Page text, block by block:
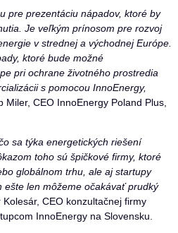
pre prezentáciu nápadov, ktoré by
Je veľkým prínosom pre rozvoj
v strednej a východnej Európe.
ktoré bude možné
pri ochrane životného prostredia
s pomocou InnoEnergy,
Miler, CEO InnoEnergy Poland Plus,
sa týka energetických riešení
toho sú špičkové firmy, ktoré
globálnom trhu, ale aj startupy
ešte len môžeme očakávať prudký
Kolesár, CEO konzultačnej firmy
InnoEnergy na Slovensku.